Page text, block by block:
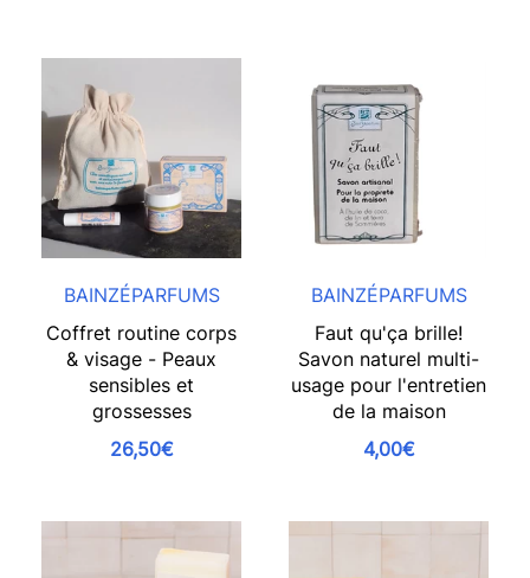
BAINZÉPARFUMS
Coffret routine corps
& visage - Peaux
sensibles et
grossesses
26,50€
BAINZÉPARFUMS
Faut qu'ça brille!
Savon naturel multi-
usage pour l'entretien
de la maison
4,00€